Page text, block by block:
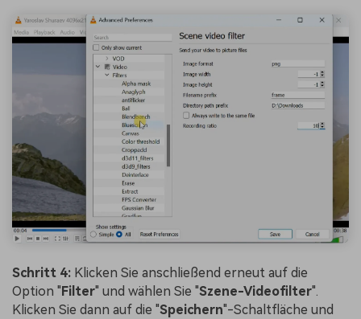
Schritt 4: Klicken Sie anschließend erneut auf die
Option " Filter" und wählen Sie "Szene-Videofilter".
Klicken Sie dann auf die "Speichern"-Schaltfläche und